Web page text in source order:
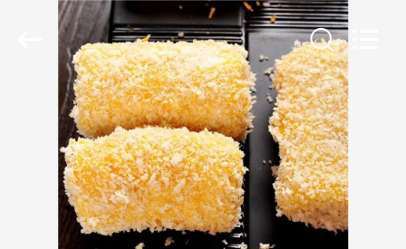
THUIS
PRODUCTEN
OVER